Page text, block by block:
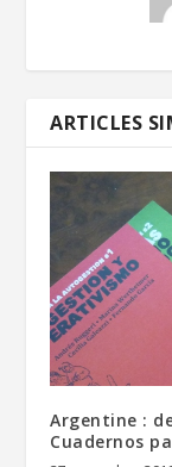
ARTICLES
Argentine :
Cuadernos